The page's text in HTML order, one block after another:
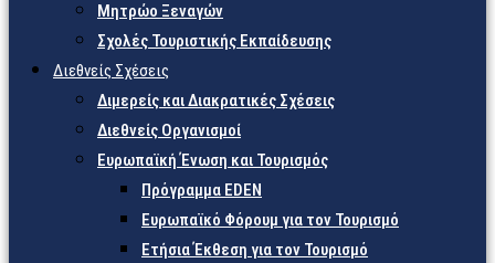
Μητρώο Ξεναγών
Σχολές Τουριστικής Εκπαίδευσης
Διεθνείς Σχέσεις
Διμερείς και Διακρατικές Σχέσεις
Διεθνείς Οργανισμοί
Ευρωπαϊκή Ένωση και Τουρισμός
Πρόγραμμα EDEN
Ευρωπαϊκό Φόρουμ για τον Τουρισμό
Ετήσια Έκθεση για τον Τουρισμό